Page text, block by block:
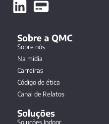
Sobre a QMC
Sobre nós
Na mídia
Carreiras
Código de ética
Canal de Relatos
Soluções
Soluções Indoor